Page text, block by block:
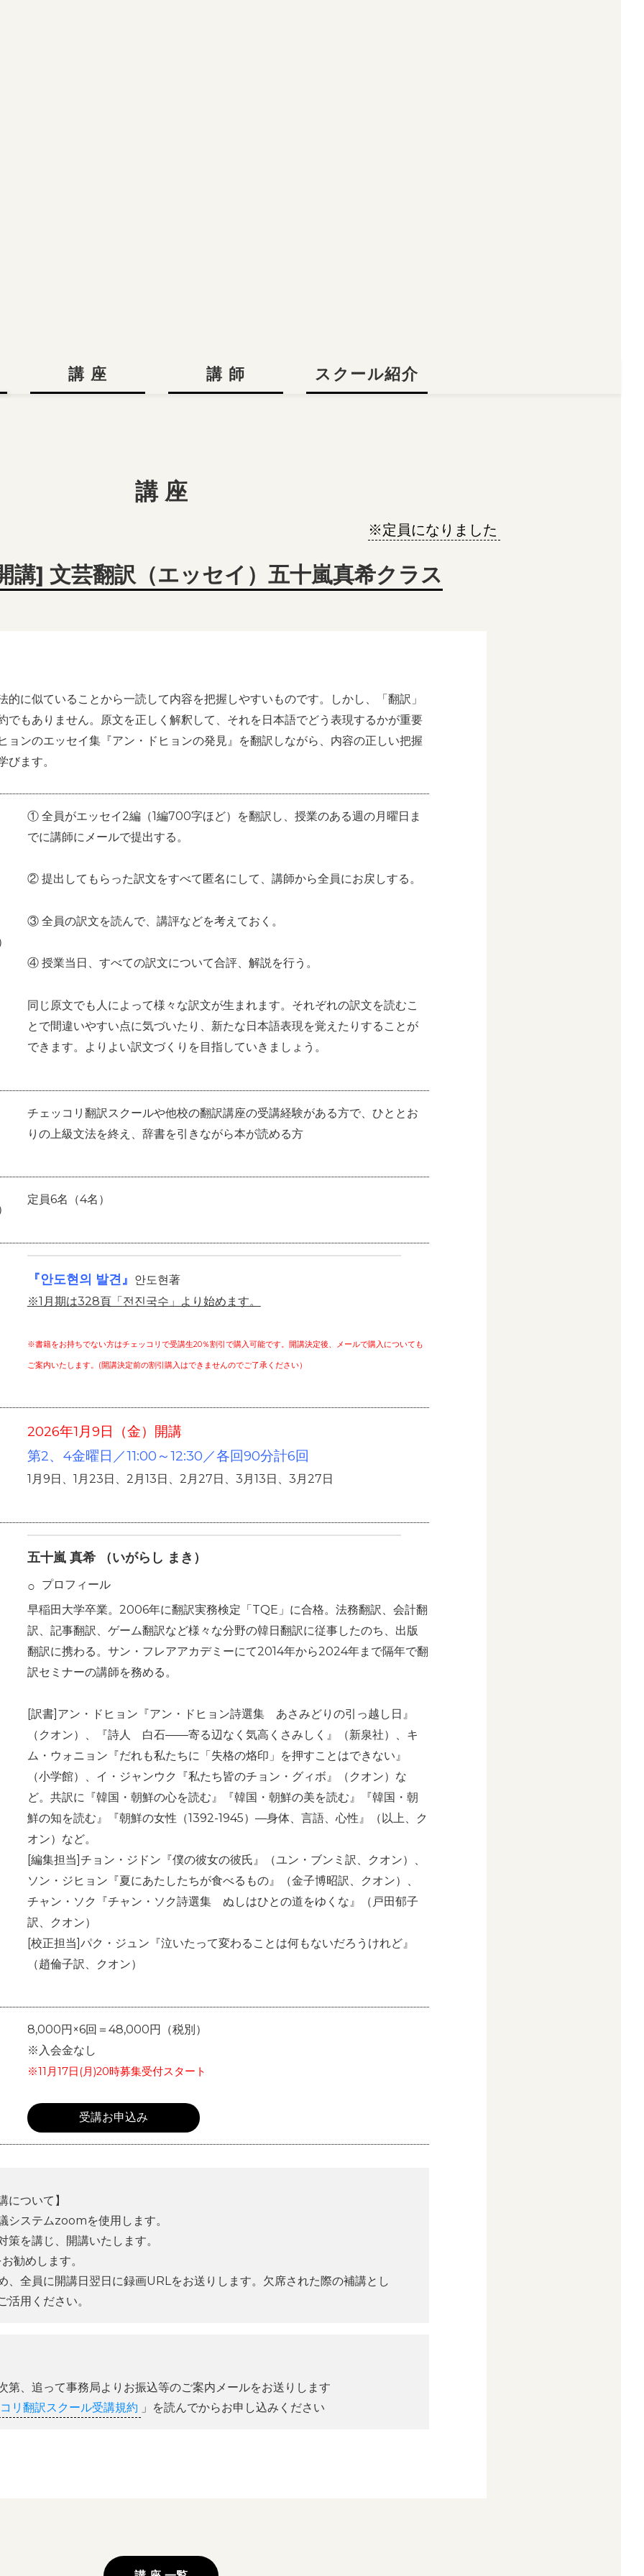
講 座 講 師 スクール紹介
講 座
講] 文芸翻訳（エッセイ）五十嵐真希クラス
※定員になりました
的に似ていることから一読して内容を把握しやすいものです。しかし、「翻訳」
でもありません。原文を正しく解釈して、それを日本語でどう表現するかが重要
ョンのエッセイ集『アン・ドヒョンの発見』を翻訳しながら、内容の正しい把握
びます。
① 全員がエッセイ2編（1編700字ほど）を翻訳し、授業のある週の月曜日ま
でに講師にメールで提出する。
② 提出してもらった訳文をすべて匿名にして、講師から全員にお戻しする。
③ 全員の訳文を読んで、講評などを考えておく。
④ 授業当日、すべての訳文について合評、解説を行う。
同じ原文でも人によって様々な訳文が生まれます。それぞれの訳文を読むこ
とで間違いやすい点に気づいたり、新たな日本語表現を覚えたりすることが
できます。よりよい訳文づくりを目指していきましょう。
チェッコリ翻訳スクールや他校の翻訳講座の受講経験がある方で、ひととお
りの上級文法を終え、辞書を引きながら本が読める方
定員6名（4名）
『안도현의 발견』 안도현著
※1月期は328頁「전진국수 」より始めます。
※書籍をお持ちでない方はチェッコリで受講生20％割引で購入可能です。開講決定後、メールで購入についても
ご案内いたします。(開講決定前の割引購入はできませんのでご了承ください）
2026年1月9日（金）開講
第2、4金曜日／11:00～12:30／各回90分計6回
1月9日、1月23日、2月13日、2月27日、3月13日、3月27日
五十嵐 真希 （いがらし まき ）
プロフィール
早稲田大学卒業。2006年に翻訳実務検定「TQE」に合格。法務翻訳、会計翻
訳、記事翻訳、ゲーム翻訳など様々な分野の韓日翻訳に従事したのち、出版
翻訳に携わる。サン・フレアアカデミーにて2014年から2024年まで隔年で翻
訳セミナーの講師を務める。
[訳書]アン・ドヒョン『アン・ドヒョン詩選集 あさみどりの引っ越し日』
（クオン）、『詩人 白石――寄る辺なく気高くさみしく』（新泉社）、キ
ム・ウォニョン『だれも私たちに「失格の烙印」を押すことはできない』
（小学館）、イ・ジャンウク『私たち皆のチョン・グィボ』（クオン）な
ど。共訳に『韓国・朝鮮の心を読む』『韓国・朝鮮の美を読む』『韓国・朝
鮮の知を読む』『朝鮮の女性（1392-1945）—身体、言語、心性』（以上、ク
オン）など。
[編集担当]チョン・ジドン『僕の彼女の彼氏』（ユン・ブンミ訳、クオン）、
ソン・ジヒョン『夏にあたしたちが食べるもの』（金子博昭訳、クオン）、
チャン・ソク『チャン・ソク詩選集 ぬしはひとの道をゆくな』（戸田郁子
訳、クオン）
[校正担当]パク・ジュン『泣いたって変わることは何もないだろうけれど』
（趙倫子訳、クオン）
8,000円×6回＝48,000円（税別）
※入会金なし
※11月17日(月)20時募集受付スタート
受講お申込み
について】
システムzoomを使用します。
策を講じ、開講いたします。
勧めします。
、全員に開講日翌日に録画URLをお送りします。欠席された際の補講とし
活用ください。
第、追って事務局よりお振込等のご案内メールをお送りします
リ翻訳スクール受講規約 」を読んでからお申し込みください